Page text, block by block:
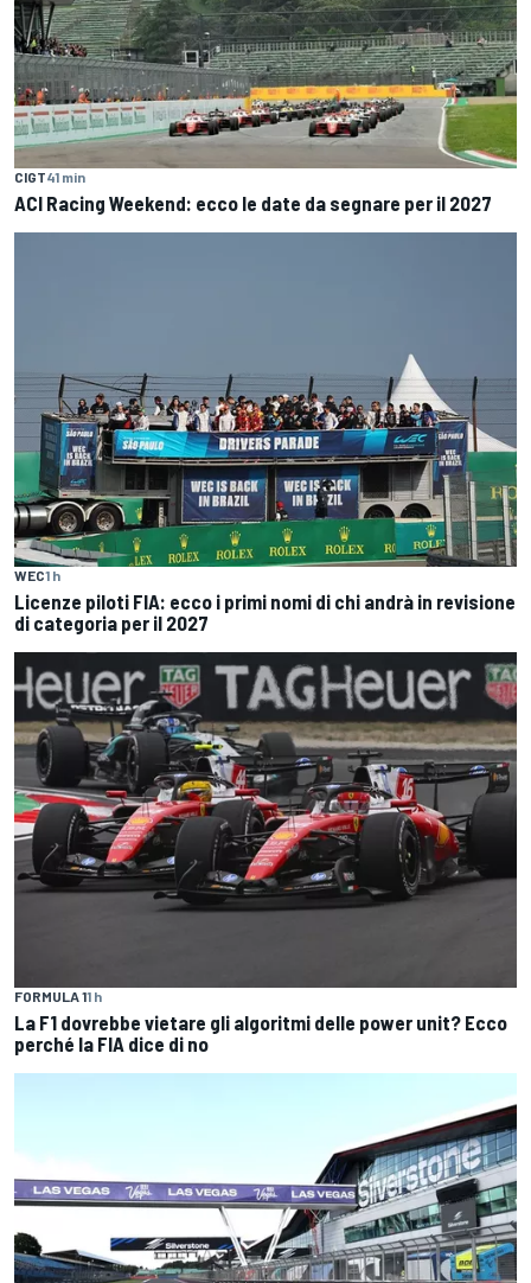
CIGT41 min
ACI Racing Weekend: ecco le date da segnare per il 2027
WEC1 h
Licenze piloti FIA: ecco i primi nomi di chi andrà in revisione
di categoria per il 2027
FORMULA 11 h
La F1 dovrebbe vietare gli algoritmi delle power unit? Ecco
perché la FIA dice di no